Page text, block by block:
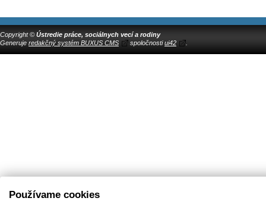
Copyright © Ústredie práce, sociálnych vecí a rodiny
Generuje redakčný systém BUXUS CMS spoločnostiui42
Používame cookies